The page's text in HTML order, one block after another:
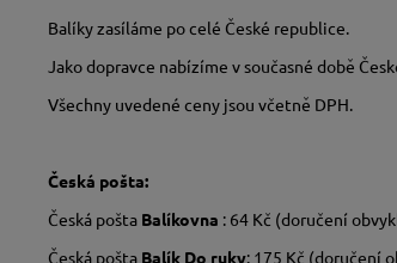
Balíky zasíláme po celé České republice.
Jako dopravce nabízíme v současné době
Všechny uvedené ceny jsou včetně DPH.
Česká pošta:
Česká pošta Balíkovna : 64 Kč (doručení
Česká pošta Balík Do ruky: 175 Kč (doručení